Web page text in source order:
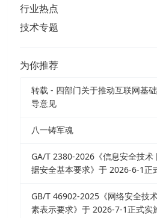
行业热点
技术专题
为你推荐
转载 - 四部门关于推动互联网基
导意见
八一铸军魂
GA/T 2380-2026《信息安全技术
据安全基本要求》于 2026-6-1正
GB/T 46902-2025《网络安全技
素表示要求》于 2026-7-1正式实